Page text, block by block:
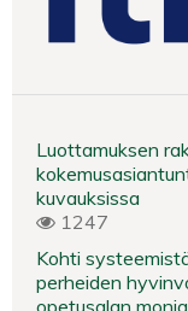
Luottamuksen
kuvauksissa
1247
Kohti
perheiden